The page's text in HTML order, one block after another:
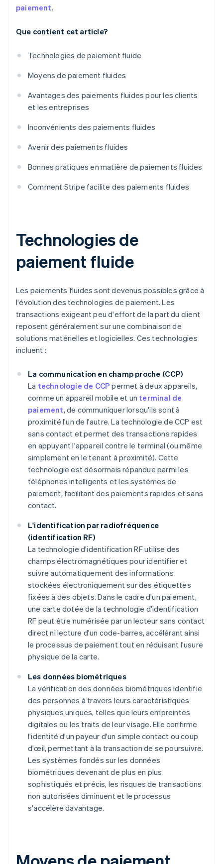
paiement.
Que contient cet article?
Technologies de paiement fluide
Moyens de paiement fluides
Avantages des paiements fluides pour les clients
et les entreprises
Inconvénients des paiements fluides
Avenir des paiements fluides
Bonnes pratiques en matière de paiements fluides
Comment Stripe facilite des paiements fluides
Technologies de
paiement fluide
Les paiements fluides sont devenus possibles grâce à
l'évolution des technologies de paiement. Les
transactions exigeant peu d'effort de la part du client
reposent généralement sur une combinaison de
solutions matérielles et logicielles. Ces technologies
incluent :
La communication en champ proche (CCP)
La technologie de CCP permet à deux appareils,
comme un appareil mobile et un terminal de
paiement, de communiquer lorsqu'ils sont à
proximité l'un de l'autre. La technologie de CCP est
sans contact et permet des transactions rapides
en appuyant l'appareil contre le terminal (ou même
simplement en le tenant à proximité). Cette
technologie est désormais répandue parmi les
téléphones intelligents et les systèmes de
paiement, facilitant des paiements rapides et sans
contact.
L'identification par radiofréquence
(identification RF)
La technologie d'identification RF utilise des
champs électromagnétiques pour identifier et
suivre automatiquement des informations
stockées électroniquement sur des étiquettes
fixées à des objets. Dans le cadre d'un paiement,
une carte dotée de la technologie d'identification
RF peut être numérisée par un lecteur sans contact
direct ni lecture d'un code-barres, accélérant ainsi
le processus de paiement tout en réduisant l'usure
physique de la carte.
Les données biométriques
La vérification des données biométriques identifie
des personnes à travers leurs caractéristiques
physiques uniques, telles que leurs empreintes
digitales ou les traits de leur visage. Elle confirme
l'identité d'un payeur d'un simple contact ou coup
d'œil, permettant à la transaction de se poursuivre.
Les systèmes fondés sur les données
biométriques devenant de plus en plus
sophistiqués et précis, les risques de transactions
non autorisées diminuent et le processus
s'accélère davantage.